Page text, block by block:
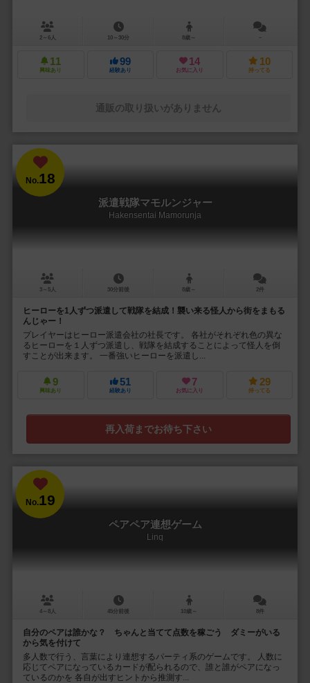
2～6人 10～30分 8歳～ －
11
興味あり
99
経験あり
14
お気に入り
10
持ってる
通販の取り扱いがありません
No.18
派遣戦隊マモルンジャー
Hakensentai Mamorunja
3～5人 30分前後 8歳～ 2件
ヒーローを1人ずつ派遣して戦隊を結成！襲い来る怪人から街をまもる
んじゃー！
プレイヤーはヒーロー派遣会社の社長です。 各社がそれぞれ色の異な
るヒーローを１人ずつ派遣し、戦隊を結成することによって怪人を倒
すことが出来ます。 一番強いヒーローを派遣し...
9
興味あり
51
経験あり
7
お気に入り
29
持ってる
再入荷までお待ち下さい
No.19
ペアペア連想ゲーム
Linq
4～8人 45分前後 10歳～ 8件
自分のペアは誰かな？ ちゃんと当てて点数を稼ごう ダミーがいる
から気を付けて
多人数で行う、言葉により連想するパーティ系のゲームです。 人数に
応じてペアになっているカードが配られるので、誰と誰がペアになっ
ているのかを 各自が出すヒントから推測す...